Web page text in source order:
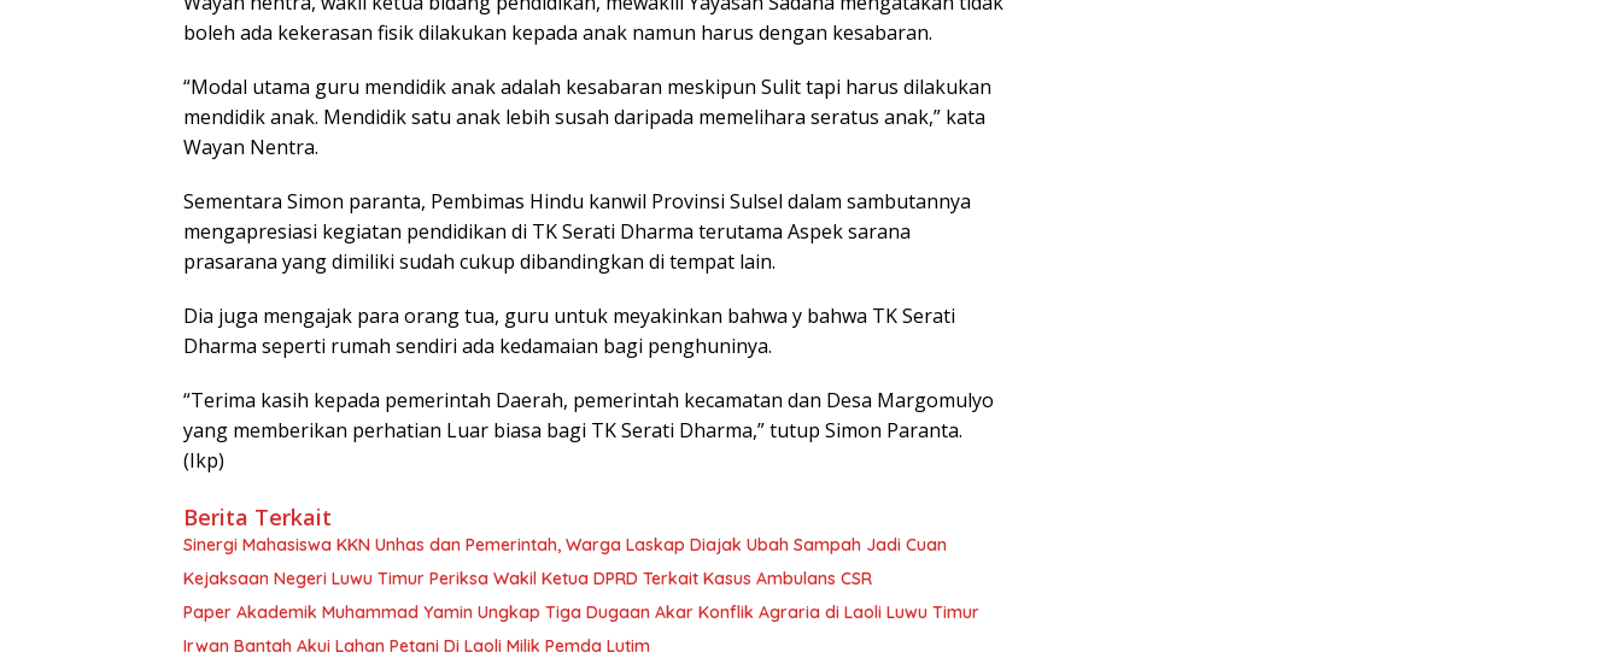
boleh ada kekerasan fisik dilakukan kepada anak namun harus dengan kesabaran.
“Modal utama guru mendidik anak adalah kesabaran meskipun Sulit tapi harus dilakukan
mendidik anak. Mendidik satu anak lebih susah daripada memelihara seratus anak,” kata
Wayan Nentra.
Sementara Simon paranta, Pembimas Hindu kanwil Provinsi Sulsel dalam sambutannya
mengapresiasi kegiatan pendidikan di TK Serati Dharma terutama Aspek sarana
prasarana yang dimiliki sudah cukup dibandingkan di tempat lain.
Dia juga mengajak para orang tua, guru untuk meyakinkan bahwa y bahwa TK Serati
Dharma seperti rumah sendiri ada kedamaian bagi penghuninya.
“Terima kasih kepada pemerintah Daerah, pemerintah kecamatan dan Desa Margomulyo
yang memberikan perhatian Luar biasa bagi TK Serati Dharma,” tutup Simon Paranta.
(Ikp)
Berita Terkait
Sinergi Mahasiswa KKN Unhas dan Pemerintah, Warga Laskap Diajak Ubah Sampah Jadi Cuan
Kejaksaan Negeri Luwu Timur Periksa Wakil Ketua DPRD Terkait Kasus Ambulans CSR
Paper Akademik Muhammad Yamin Ungkap Tiga Dugaan Akar Konflik Agraria di Laoli Luwu Timur
Irwan Bantah Akui Lahan Petani Di Laoli Milik Pemda Lutim